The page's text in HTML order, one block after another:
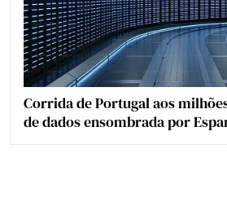
Corrida de Portugal aos
de dados ensombrada por